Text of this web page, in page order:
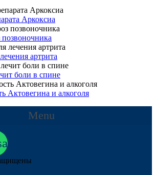
Аркоксиа
артрита
боли в спине
Актовегина и алкоголя
Menu